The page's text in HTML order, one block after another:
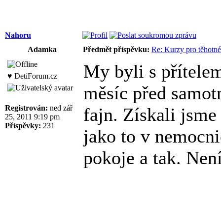
Nahoru
Adamka
Předmět příspěvku: Re: Kurzy pro těhotné
♥ DetiForum.cz
Registrován: ned zář
25, 2011 9:19 pm
Příspěvky: 231
My byli s
měsíc před
fajn. Získali jsme
jako to v
pokoje a tak.